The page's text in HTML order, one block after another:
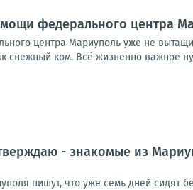
федерального центра
центра Мариуполь уже не
снежный ком. Всё жизненно важное
- знакомые из
пишут, что уже семь дней сидят